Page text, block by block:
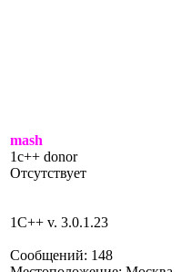
mash
1c++ donor
Отсутствует
1C++ v. 3.0.1.23
Сообщений: 148